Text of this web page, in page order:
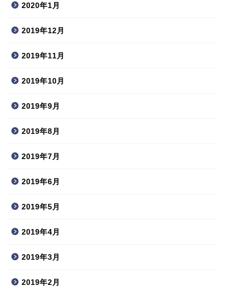
2020年1月
2019年12月
2019年11月
2019年10月
2019年9月
2019年8月
2019年7月
2019年6月
2019年5月
2019年4月
2019年3月
2019年2月